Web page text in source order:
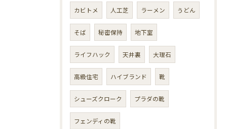
カビトメ 人工芝 ラーメン うどん
そば 秘密保持 地下室
ライフハック 天井裏 大理石
高級住宅 ハイブランド 靴
シューズクローク プラダの靴
フェンディの靴